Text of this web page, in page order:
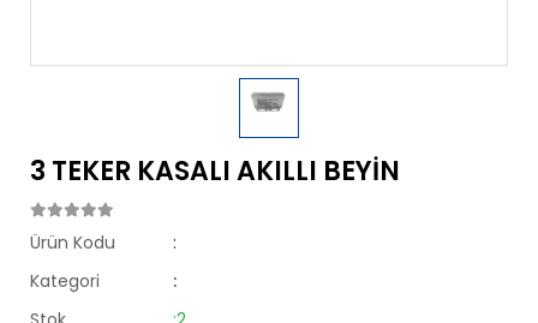
3 TEKER KASALI AKILLI BEYİN
Ürün Kodu
:
Kategori
: